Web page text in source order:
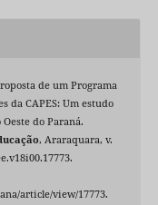
de um Programa
da CAPES: Um estudo
do Paraná.
, Araraquara, v.
article/view/17773.